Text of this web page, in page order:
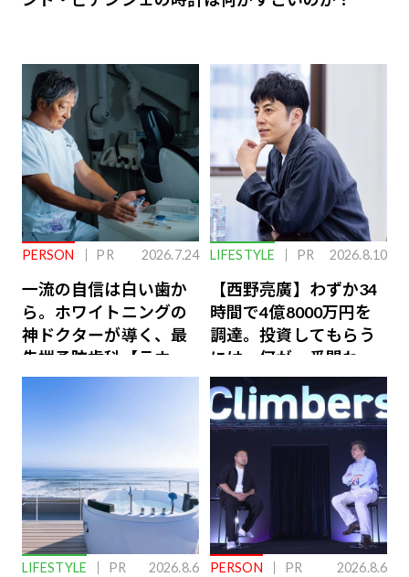
PERSON PR 2026.7.24
一流の自信は白い歯か
ら。ホワイトニングの
神ドクターが導く、最
先端予防歯科【ラウン
ジ会員特典あり】
LIFESTYLE PR 2026.8.10
【西野亮廣】わずか34
時間で4億8000万円を
調達。投資してもらう
には、何が一番問われ
るのか
LIFESTYLE PR 2026.8.6 PERSON PR 2026.8.6